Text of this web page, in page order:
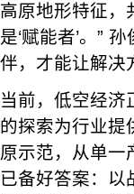
高原地形特征，
是‘赋能者’。”
伴，才能让解决
当前，低空经济
的探索为行业提
原示范，从单一
已备好答案：以